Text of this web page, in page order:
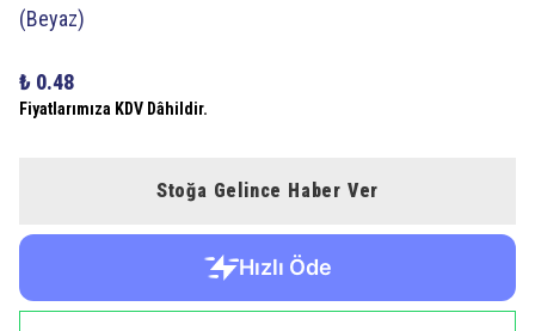
(Beyaz)
₺ 0.48
Fiyatlarımıza KDV Dâhildir.
Stoğa Gelince Haber Ver